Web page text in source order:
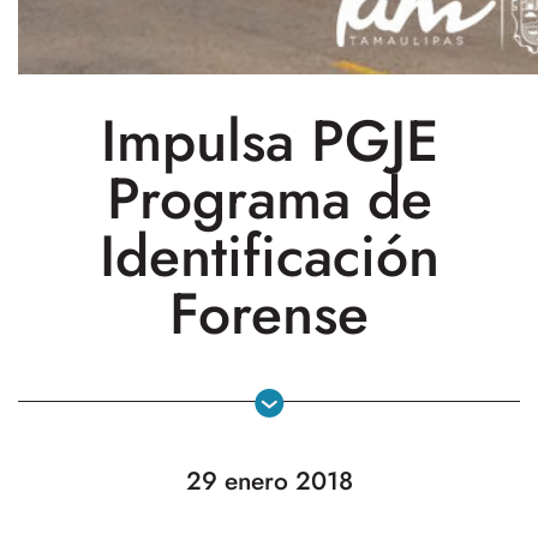
Impulsa PGJE
Programa de
Identificación
Forense
29 enero 2018